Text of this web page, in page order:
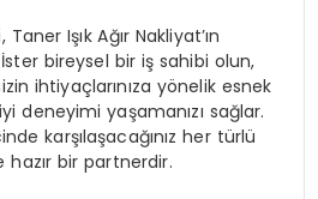
, Taner Işık Ağır Nakliyat’ın
bireysel bir iş sahibi olun,
ihtiyaçlarınıza yönelik esnek
deneyimi yaşamanızı sağlar.
karşılaşacağınız her türlü
hazır bir partnerdir.